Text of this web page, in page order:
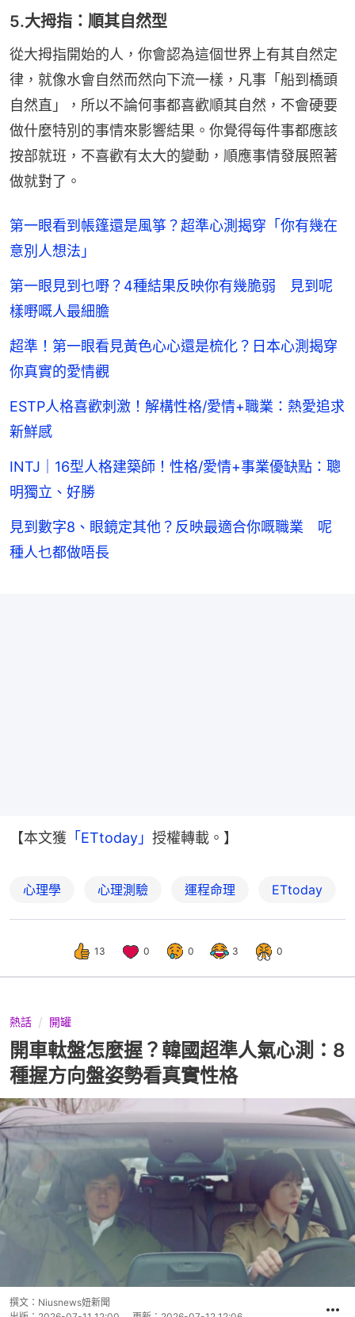
5.大拇指：順其自然型
從大拇指開始的人，你會認為這個世界上有其自然定
律，就像水會自然而然向下流一樣，凡事「船到橋頭
自然直」，所以不論何事都喜歡順其自然，不會硬要
做什麼特別的事情來影響結果。你覺得每件事都應該
按部就班，不喜歡有太大的變動，順應事情發展照著
做就對了。
第一眼看到帳篷還是風箏？超準心測揭穿「你有幾在
意別人想法」
第一眼見到乜嘢？4種結果反映你有幾脆弱 見到呢
樣嘢嘅人最細膽
超準！第一眼看見黃色心心還是梳化？日本心測揭穿
你真實的愛情觀
ESTP人格喜歡刺激！解構性格/愛情+職業：熱愛追求
新鮮感
INTJ｜16型人格建築師！性格/愛情+事業優缺點：聰
明獨立、好勝
見到數字8、眼鏡定其他？反映最適合你嘅職業 呢
種人乜都做唔長
【本文獲 「ETtoday」 授權轉載。】
心理學 心理測驗 運程命理 ETtoday
13 0 0 3 0
熱話 開罐
開車軚盤怎麼握？韓國超準人氣心測：8
種握方向盤姿勢看真實性格
撰文： Niusnews妞新聞